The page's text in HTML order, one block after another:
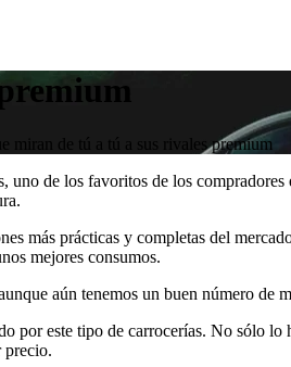
miran de tú a tú a sus rivales premium
uno de los favoritos de los
más prácticas y completas del
mejores consumos.
aún tenemos un buen número de
por este tipo de carrocerías. No sólo
precio.